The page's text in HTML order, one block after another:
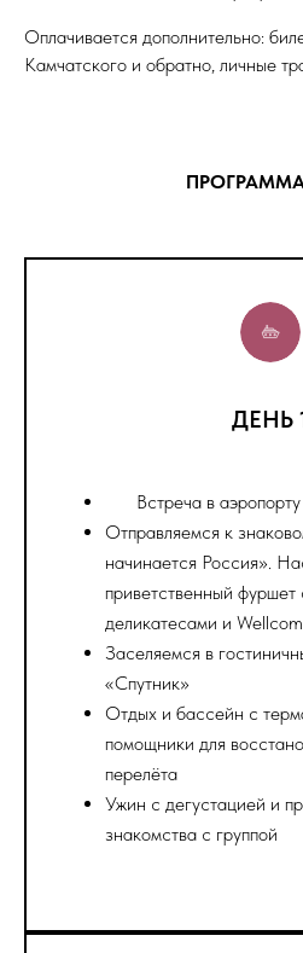
Оплачивается дополнительно:
Камчатского и обратно, личные
ДЕНЬ
Встреча в
Отправляемся к
начинается Россия».
приветственный фуршет
деликатесами и
Заселяемся в
«Спутник»
Отдых и бассейн с
помощники для
перелёта
Ужин с дегустацией и
знакомства с группой